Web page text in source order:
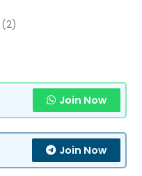
?
Join Now
Join Now